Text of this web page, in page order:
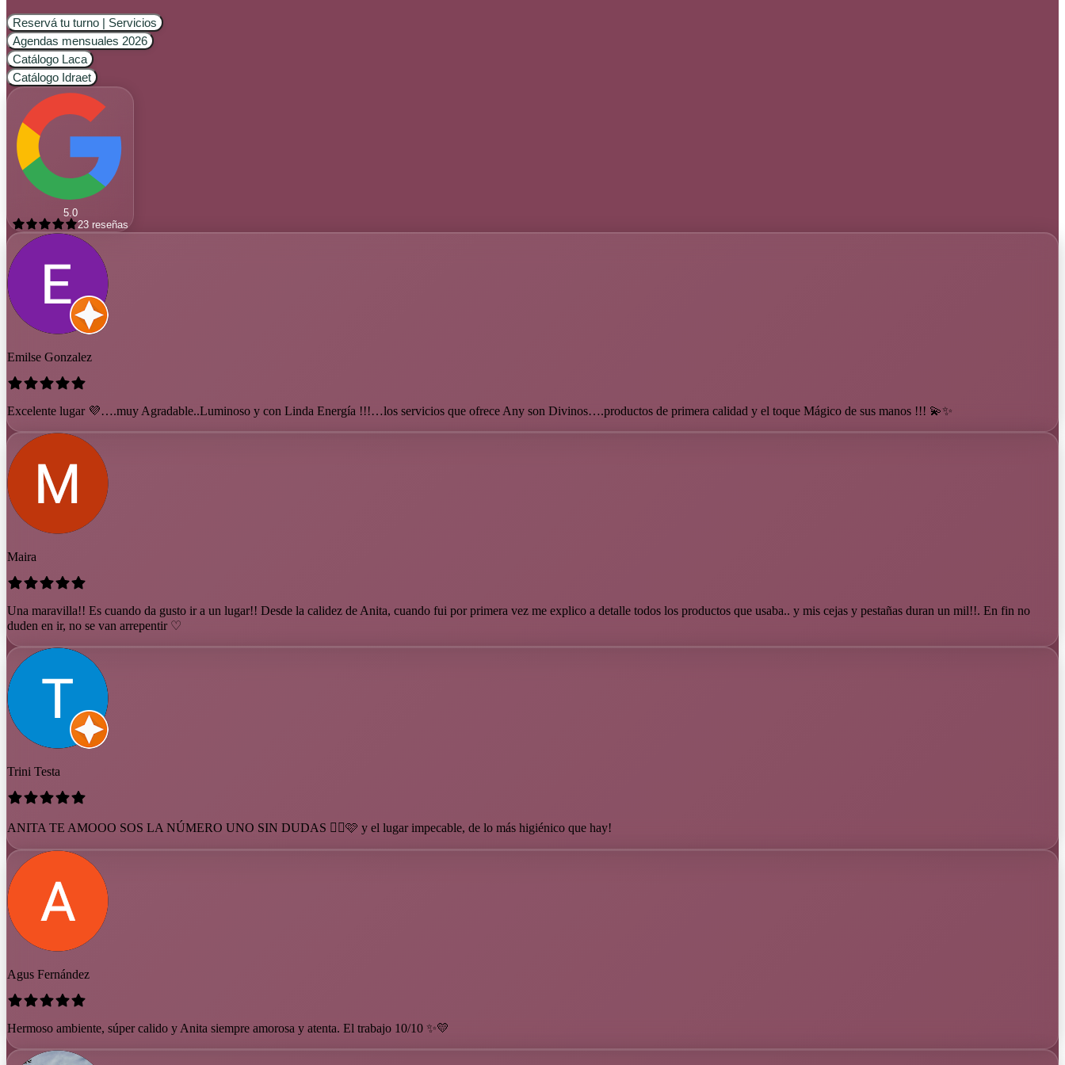
Reservá tu turno | Servicios
Agendas mensuales 2026
Catálogo Laca
Catálogo Idraet
5.0
23 reseñas
Emilse Gonzalez
Excelente lugar 💜….muy Agradable..Luminoso y con Linda Energía !!!…los servicios que ofrece Any son Divinos….productos de primera calidad y el toque Mágico de sus manos !!! 💫✨
Maira
Una maravilla!! Es cuando da gusto ir a un lugar!! Desde la calidez de Anita, cuando fui por primera vez me explico a detalle todos los productos que usaba.. y mis cejas y pestañas duran un mil!!. En fin no
duden en ir, no se van arrepentir ♡
Trini Testa
ANITA TE AMOOO SOS LA NÚMERO UNO SIN DUDAS 😮‍💨🩷 y el lugar impecable, de lo más higiénico que hay!
Agus Fernández
Hermoso ambiente, súper calido y Anita siempre amorosa y atenta. El trabajo 10/10 ✨💛